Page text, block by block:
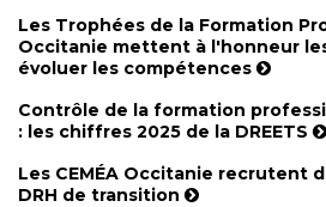
Les Trophées de la Formation
Occitanie mettent à l'honneur
évoluer les compétences
Contrôle de la formation
: les chiffres 2025 de la DREETS
Les CEMÉA Occitanie recrutent
DRH de transition